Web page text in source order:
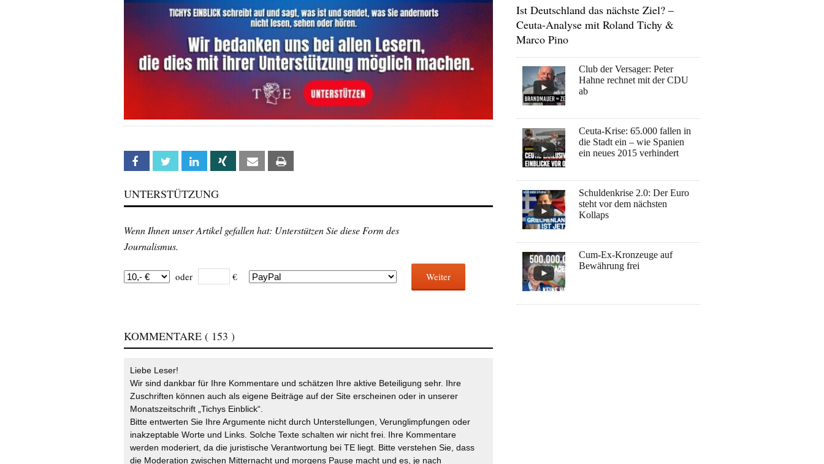
Facebook Twitter Linkedin Xing Email
UNTERSTÜTZUNG
Wenn Ihnen unser Artikel gefallen hat: Unterstützen Sie diese Form des
Journalismus.
oder € Weiter
KOMMENTARE ( 153 )
Liebe Leser!
Wir sind dankbar für Ihre Kommentare und schätzen Ihre aktive Beteiligung sehr. Ihre
Zuschriften können auch als eigene Beiträge auf der Site erscheinen oder in unserer
Monatszeitschrift „Tichys Einblick“.
Bitte entwerten Sie Ihre Argumente nicht durch Unterstellungen, Verunglimpfungen oder
inakzeptable Worte und Links. Solche Texte schalten wir nicht frei. Ihre Kommentare
werden moderiert, da die juristische Verantwortung bei TE liegt. Bitte verstehen Sie, dass
die Moderation zwischen Mitternacht und morgens Pause macht und es, je nach
Ist Deutschland das nächste Ziel? –
Ceuta-Analyse mit Roland Tichy &
Marco Pino
Club der Versager: Peter
Hahne rechnet mit der CDU
ab
Ceuta-Krise: 65.000 fallen in
die Stadt ein – wie Spanien
ein neues 2015 verhindert
Schuldenkrise 2.0: Der Euro
steht vor dem nächsten
Kollaps
Cum-Ex-Kronzeuge auf
Bewährung frei